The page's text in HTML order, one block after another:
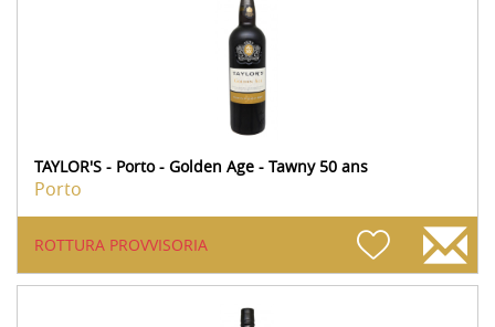
TAYLOR'S - Porto - Golden Age - Tawny 50 ans
Porto
ROTTURA PROVVISORIA